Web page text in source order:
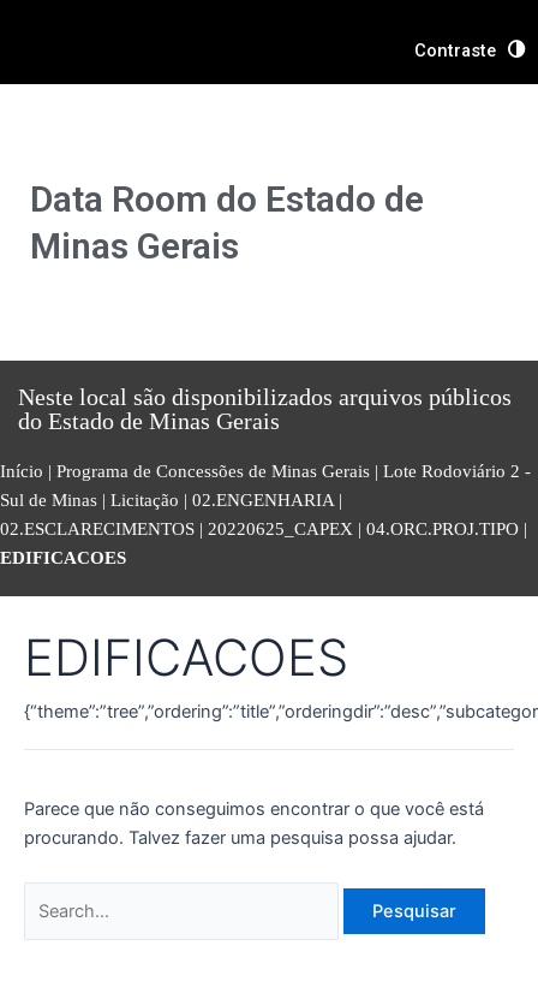
Contraste
Data Room do Estado de
Minas Gerais
Neste local são disponibilizados arquivos públicos
do Estado de Minas Gerais
Início | Programa de Concessões de Minas Gerais | Lote Rodoviário 2 -
Sul de Minas | Licitação | 02.ENGENHARIA |
02.ESCLARECIMENTOS | 20220625_CAPEX | 04.ORC.PROJ.TIPO |
EDIFICACOES
EDIFICACOES
Parece que não conseguimos encontrar o que você está
procurando. Talvez fazer uma pesquisa possa ajudar.